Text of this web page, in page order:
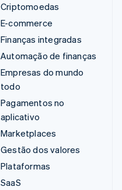
Criptomoedas
E-commerce
Finanças integradas
Automação de finanças
Empresas do mundo
todo
Pagamentos no
aplicativo
Marketplaces
Gestão dos valores
Plataformas
SaaS